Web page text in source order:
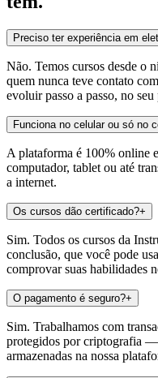
Preciso ter experiência em
Não. Temos cursos desde o
quem nunca teve contato
evoluir passo a passo, no
Funciona no celular ou só no
A plataforma é 100% online
computador, tablet ou até
a internet.
Os cursos dão certificado?+
Sim. Todos os cursos da
conclusão, que você pode
comprovar suas habilidades
O pagamento é seguro?+
Sim. Trabalhamos com
protegidos por criptografia
armazenadas na nossa